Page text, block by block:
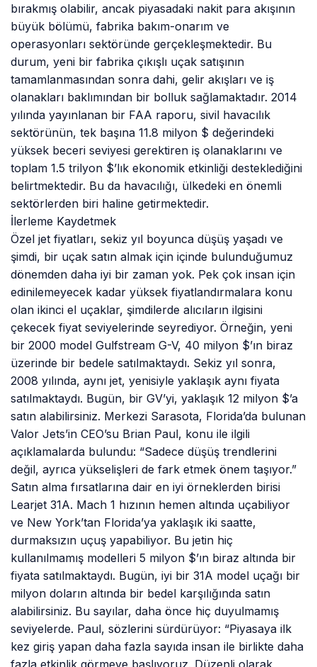
bırakmış olabilir, ancak piyasadaki nakit para akışının
büyük bölümü, fabrika bakım-onarım ve
operasyonları sektöründe gerçekleşmektedir. Bu
durum, yeni bir fabrika çıkışlı uçak satışının
tamamlanmasından sonra dahi, gelir akışları ve iş
olanakları baklımından bir bolluk sağlamaktadır. 2014
yılında yayınlanan bir FAA raporu, sivil havacılık
sektörünün, tek başına 11.8 milyon $ değerindeki
yüksek beceri seviyesi gerektiren iş olanaklarını ve
toplam 1.5 trilyon $’lık ekonomik etkinliği desteklediğini
belirtmektedir. Bu da havacılığı, ülkedeki en önemli
sektörlerden biri haline getirmektedir.
İlerleme Kaydetmek
Özel jet fiyatları, sekiz yıl boyunca düşüş yaşadı ve
şimdi, bir uçak satın almak için içinde bulunduğumuz
dönemden daha iyi bir zaman yok. Pek çok insan için
edinilemeyecek kadar yüksek fiyatlandırmalara konu
olan ikinci el uçaklar, şimdilerde alıcıların ilgisini
çekecek fiyat seviyelerinde seyrediyor. Örneğin, yeni
bir 2000 model Gulfstream G-V, 40 milyon $’ın biraz
üzerinde bir bedele satılmaktaydı. Sekiz yıl sonra,
2008 yılında, aynı jet, yenisiyle yaklaşık aynı fiyata
satılmaktaydı. Bugün, bir GV’yi, yaklaşık 12 milyon $’a
satın alabilirsiniz. Merkezi Sarasota, Florida’da bulunan
Valor Jets’in CEO’su Brian Paul, konu ile ilgili
açıklamalarda bulundu: “Sadece düşüş trendlerini
değil, ayrıca yükselişleri de fark etmek önem taşıyor.”
Satın alma fırsatlarına dair en iyi örneklerden birisi
Learjet 31A. Mach 1 hızının hemen altında uçabiliyor
ve New York’tan Florida’ya yaklaşık iki saatte,
durmaksızın uçuş yapabiliyor. Bu jetin hiç
kullanılmamış modelleri 5 milyon $’ın biraz altında bir
fiyata satılmaktaydı. Bugün, iyi bir 31A model uçağı bir
milyon doların altında bir bedel karşılığında satın
alabilirsiniz. Bu sayılar, daha önce hiç duyulmamış
seviyelerde. Paul, sözlerini sürdürüyor: “Piyasaya ilk
kez giriş yapan daha fazla sayıda insan ile birlikte daha
fazla etkinlik görmeye başlıyoruz. Düzenli olarak